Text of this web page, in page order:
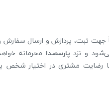
ثبت، پردازش و ارسال سفارش
و نزد پارسصدا محرمانه
رضایت مشتری در اختیار شخص